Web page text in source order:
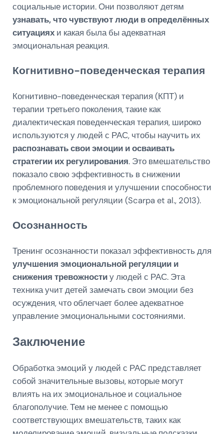
социальные истории. Они позволяют детям
узнавать, что чувствуют люди в определённых
ситуацияхи какая была бы адекватная
эмоциональная реакция.
Когнитивно-поведенческая терапия
Когнитивно-поведенческая терапия (КПТ) и
терапии третьего поколения, такие как
диалектическая поведенческая терапия, широко
используются у людей с РАС, чтобы научить их
распознавать свои эмоции и осваивать
стратегии их регулирования. Это вмешательство
показало свою эффективность в снижении
проблемного поведения и улучшении способности
к эмоциональной регуляции (Scarpa et al., 2013).
Осознанность
Тренинг осознанности показал эффективность для
улучшения эмоциональной регуляции и
снижения тревожностиу людей с РАС. Эта
техника учит детей замечать свои эмоции без
осуждения, что облегчает более адекватное
управление эмоциональными состояниями.
Заключение
Обработка эмоций у людей с РАС представляет
собой значительные вызовы, которые могут
влиять на их эмоциональное и социальное
благополучие. Тем не менее с помощью
соответствующих вмешательств, таких как